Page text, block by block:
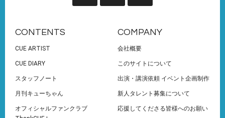
CONTENTS
CUE ARTIST
CUE DIARY
スタッフノート
月刊キューちゃん
オフィシャルファンクラブ
COMPANY
会社概要
このサイトについて
出演・講演依頼 イベント企画制作
新人タレント募集について
応援してくださる皆様へのお願い